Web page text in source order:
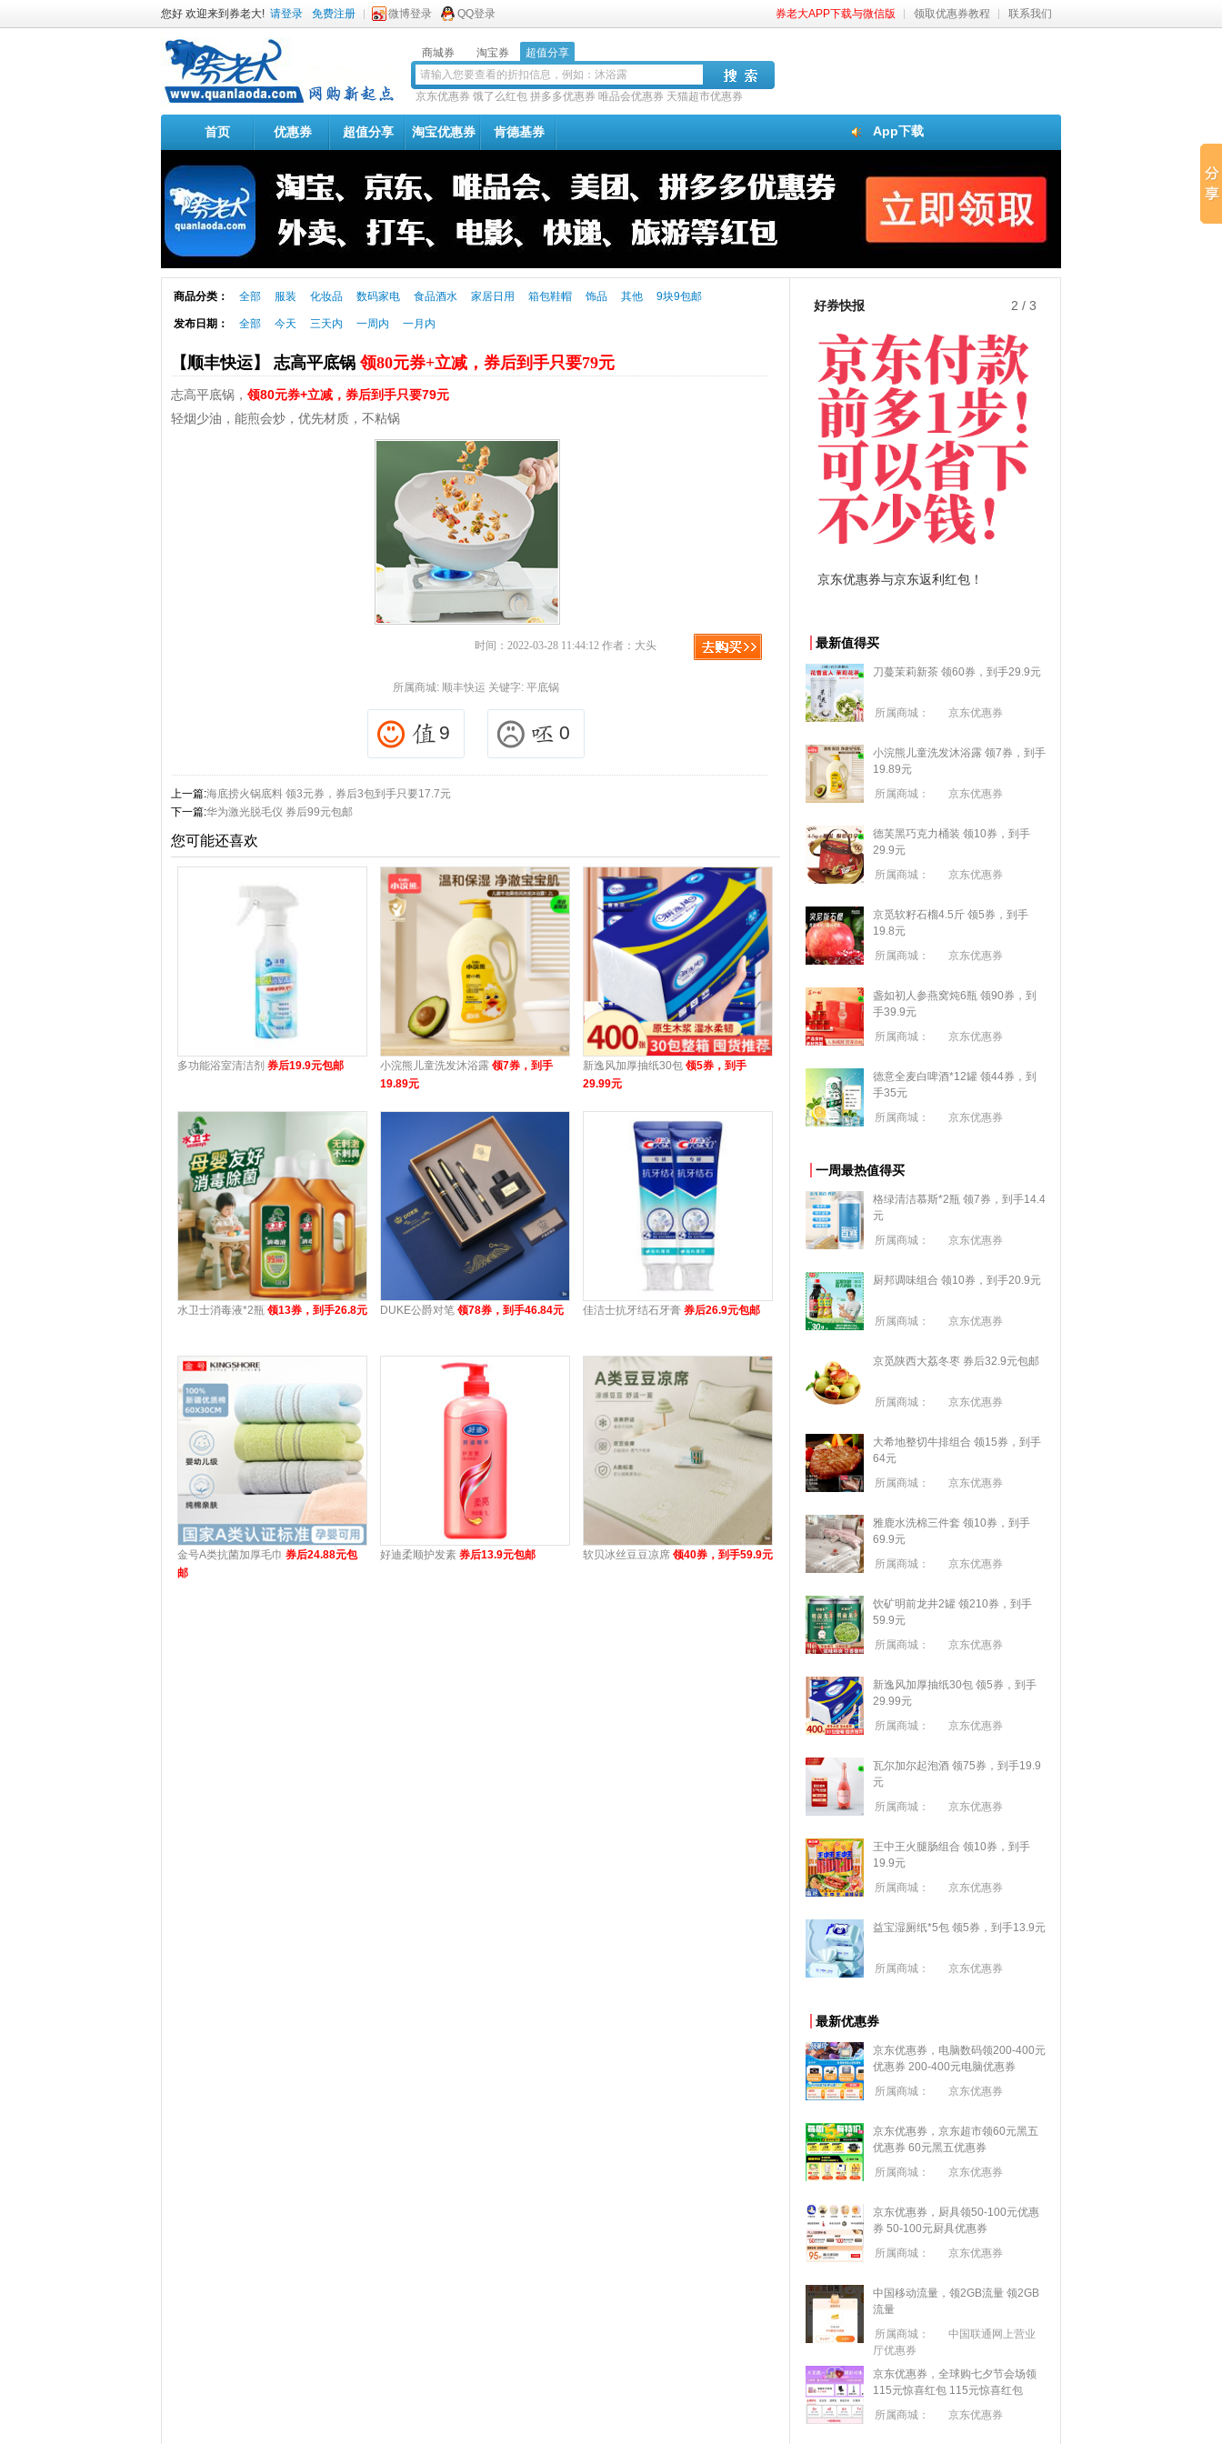
您好 欢迎来到券老大! 请登录 免费注册 微博登录 QQ登录 券老大APP下载与微信版 领取优惠券教程 联系我们
商城券 淘宝券 超值分享
京东优惠券 饿了么红包 拼多多优惠券 唯品会优惠券 天猫超市优惠券
App下载
首页 优惠券 超值分享 淘宝优惠券 肯德基券
商品分类： 全部 服装 化妆品 数码家电 食品酒水 家居日用 箱包鞋帽 饰品 其他 9块9包邮
发布日期： 全部 今天 三天内 一周内 一月内
【顺丰快运】 志高平底锅领80元券+立减，券后到手只要79元
志高平底锅， 领80元券+立减，券后到手只要79元
轻烟少油，能煎会炒，优先材质，不粘锅
时间：2022-03-28 11:44:12 作者：大头
所属商城: 顺丰快运 关键字: 平底锅
9 0
上一篇:海底捞火锅底料 领3元券，券后3包到手只要17.7元
下一篇:华为激光脱毛仪 券后99元包邮
您可能还喜欢
多功能浴室清洁剂 券后19.9元包邮 小浣熊儿童洗发沐浴露 领7券，到手
19.89元
新逸风加厚抽纸30包 领5券，到手
29.99元
水卫士消毒液*2瓶 领13券，到手26.8元 DUKE公爵对笔 领78券，到手46.84元 佳洁士抗牙结石牙膏 券后26.9元包邮
金号A类抗菌加厚毛巾 券后24.88元包
邮
好迪柔顺护发素 券后13.9元包邮 软贝冰丝豆豆凉席 领40券，到手59.9元
好券快报 3 / 3
拼多多优惠券+拼多多返利
最新值得买
刀蔓茉莉新茶 领60券，到手29.9元
所属商城： 京东优惠券
小浣熊儿童洗发沐浴露 领7券，到手
19.89元
所属商城：
京东优惠券
德芙黑巧克力桶装 领10券，到手
29.9元
所属商城：
京东优惠券
京觅软籽石榴4.5斤 领5券，到手
19.8元
所属商城：
京东优惠券
盏如初人参燕窝炖6瓶 领90券，到
手39.9元
所属商城：
京东优惠券
德意全麦白啤酒*12罐 领44券，到
手35元
所属商城：
京东优惠券
一周最热值得买
格绿清洁慕斯*2瓶 领7券，到手14.4
元
所属商城：
京东优惠券
厨邦调味组合 领10券，到手20.9元
所属商城： 京东优惠券
京觅陕西大荔冬枣 券后32.9元包邮
所属商城： 京东优惠券
大希地整切牛排组合 领15券，到手
64元
所属商城：
京东优惠券
雅鹿水洗棉三件套 领10券，到手
69.9元
所属商城：
京东优惠券
饮矿明前龙井2罐 领210券，到手
59.9元
所属商城：
京东优惠券
新逸风加厚抽纸30包 领5券，到手
29.99元
所属商城：
京东优惠券
瓦尔加尔起泡酒 领75券，到手19.9
元
所属商城：
京东优惠券
王中王火腿肠组合 领10券，到手
19.9元
所属商城：
京东优惠券
益宝湿厕纸*5包 领5券，到手13.9元
所属商城： 京东优惠券
最新优惠券
京东优惠券，电脑数码领200-400元
优惠券 200-400元电脑优惠券
所属商城：
京东优惠券
京东优惠券，京东超市领60元黑五
优惠券 60元黑五优惠券
所属商城：
京东优惠券
京东优惠券，厨具领50-100元优惠
券 50-100元厨具优惠券
所属商城：
京东优惠券
中国移动流量，领2GB流量 领2GB
流量
所属商城：
中国联通网上营业
厅优惠券
京东优惠券，全球购七夕节会场领
115元惊喜红包 115元惊喜红包
所属商城：
京东优惠券